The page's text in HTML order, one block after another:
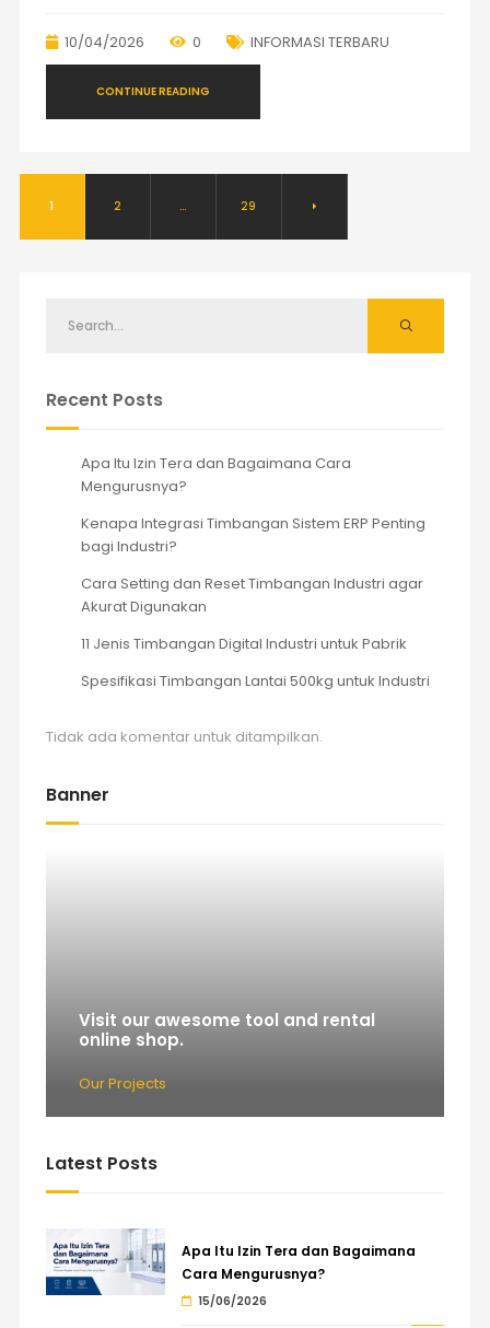
10/04/2026 0 INFORMASI TERBARU
CONTINUE READING
1 2 … 29
Recent Posts
Apa Itu Izin Tera dan Bagaimana Cara
Mengurusnya?
Kenapa Integrasi Timbangan Sistem ERP Penting
bagi Industri?
Cara Setting dan Reset Timbangan Industri agar
Akurat Digunakan
11 Jenis Timbangan Digital Industri untuk Pabrik
Spesifikasi Timbangan Lantai 500kg untuk Industri
Tidak ada komentar untuk ditampilkan.
Banner
Visit our awesome tool and rental
online shop.
Our Projects
Latest Posts
Apa Itu Izin Tera dan Bagaimana
Cara Mengurusnya?
15/06/2026